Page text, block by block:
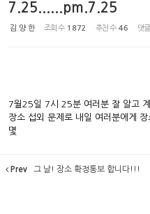
7.25......pm.7.25
김 양 한 조회 수 1872 추천 수 46 댓글
7월25일 7시 25분 여러분 잘 알고 계
장소 섭외 문제로 내일 여러분에게 장
몇
Prev 그 날! 장소 확정통보 합니다!!!